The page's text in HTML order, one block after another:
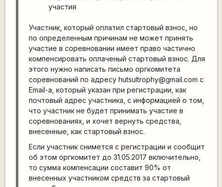
участия
Участник, который оплатил стартовый взнос, но
по определенным причинам не может принять
участие в соревновании имеет право частично
компенсировать оплаченый стартовый взнос. Для
этого нужно написать письмо оргкомитета
соревнований по адресу hutsultrophy@gmail.com с
Email-а, который указан при регистрации, как
почтовый адрес участника, с информацией о том,
что участник не будет принимать участие в
соревнованиях, и хочет вернуть средства,
внесенные, как стартовый взнос.
Если участник снимется с регистрации и сообщит
об этом оргкомитет до 31.05.2017 включительно,
то сумма компенсации составит 90% от
внесенных участником средств за стартовый